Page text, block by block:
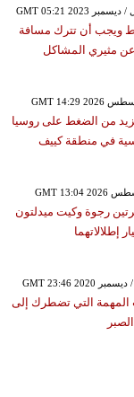
ويجب أن تترك مسافة
مثيري المشاكل
من الضغط على روسيا
في منطقة كييف
رجوة وكيت ميدلتون
إطلالاتهما
المهمة التي تضطرك إلى
الصبر